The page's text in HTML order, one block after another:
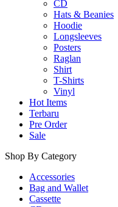
CD
Hats & Beanies
Hoodie
Longsleeves
Posters
Raglan
Shirt
T-Shirts
Vinyl
Hot Items
Terbaru
Pre Order
Sale
Shop By Category
Accessories
Bag and Wallet
Cassette